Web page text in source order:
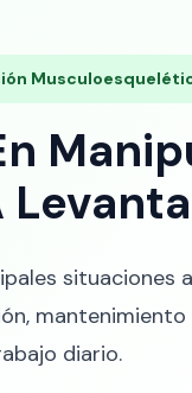
situaciones
diario.